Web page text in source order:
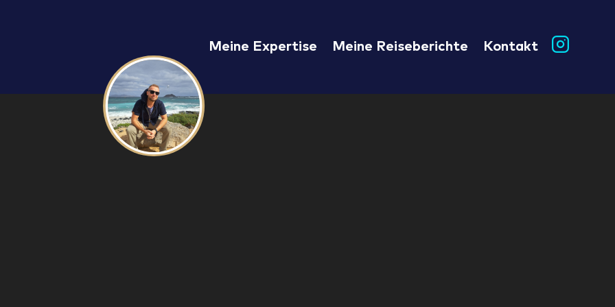
Meine Expertise Meine Reiseberichte Kontakt